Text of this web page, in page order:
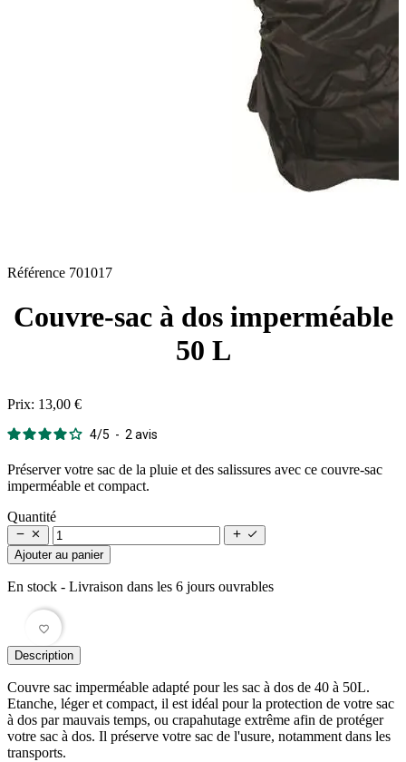
Référence 701017
Couvre-sac à dos imperméable
50 L
Prix: 13,00 €
4/5 - 2avis
Préserver votre sac de la pluie et des salissures avec ce couvre-sac
imperméable et compact.
Quantité
   
Ajouter au panier
En stock - Livraison dans les 6 jours ouvrables
favorite_border
Description
Couvre sac imperméable adapté pour les sac à dos de 40 à 50L.
Etanche, léger et compact, il est idéal pour la protection de votre sac
à dos par mauvais temps, ou crapahutage extrême afin de protéger
votre sac à dos. Il préserve votre sac de l'usure, notamment dans les
transports.